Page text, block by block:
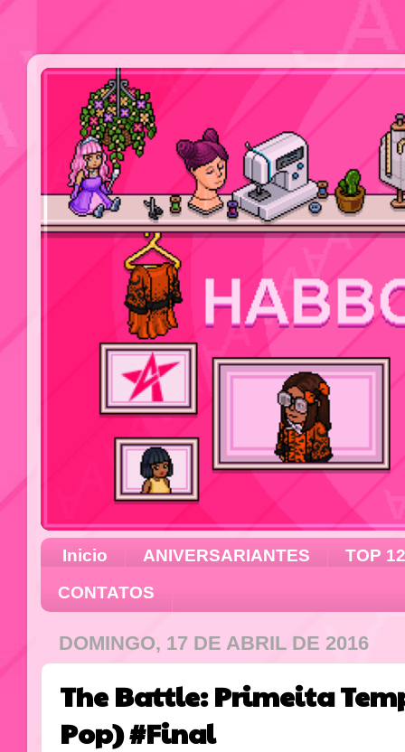
Inicio ANIVERSARIANTES
TOP 12
CONTATOS
DOMINGO, 17 DE ABRIL DE 2016
The Battle: Primeita
Pop) #Final